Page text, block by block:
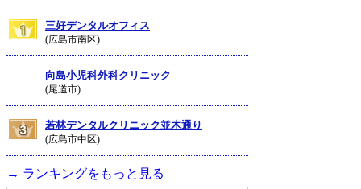
三好デンタルオフィス
(広島市南区)
向島小児科外科クリニック
(尾道市)
若林デンタルクリニック並木通り
(広島市中区)
→ ランキングをもっと見る